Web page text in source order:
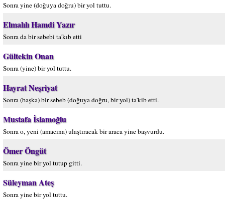
Sonra yine (doğuya doğru) bir yol tuttu.
Elmalılı Hamdi Yazır
Sonra da bir sebebi ta'kıb etti
Gültekin Onan
Sonra (yine) bir yol tuttu.
Hayrat Neşriyat
Sonra (başka) bir sebeb (doğuya doğru, bir yol) ta'kib etti.
Mustafa İslamoğlu
Sonra o, yeni (amacına) ulaştıracak bir araca yine başvurdu.
Ömer Öngüt
Sonra yine bir yol tutup gitti.
Süleyman Ateş
Sonra yine bir yol tuttu.